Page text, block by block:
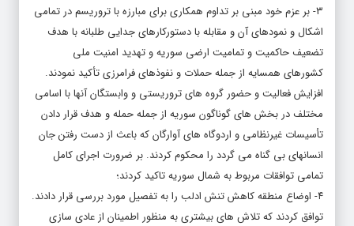
۳- بر عزم خود مبنی بر تداوم همکاری برای مبارزه با تروریسم در تمامی
اشکال و نمودهای آن و مقابله با دستورکارهای جدایی طلبانه با هدف
تضعیف حاکمیت و تمامیت ارضی سوریه و تهدید امنیت ملی
کشورهای همسایه از جمله حملات و نفوذهای فرامرزی تأکید نمودند.
افزایش فعالیت و حضور گروه های تروریستی و وابستگان آنها با اسامی
مختلف در بخش های گوناگون سوریه از جمله حمله و هدف قرار دادن
تأسیسات غیرنظامی و اردوگاه های آوارگان که باعث از دست رفتن جان
انسانهای بی گناه می گردد را محکوم کردند. بر ضرورت اجرای کامل
تمامی توافقات مربوط به شمال سوریه تاکید کردند؛
۴- اوضاع منطقه کاهش تنش ادلب را به تفصیل مورد بررسی قرار دادند.
توافق کردند که تلاش های بیشتری به منظور اطمینان از عادی سازی